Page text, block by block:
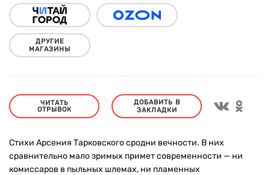
ДРУГИЕ
МАГАЗИНЫ
ЧИТАТЬ
ОТРЫВОК
ДОБАВИТЬ В
ЗАКЛАДКИ
Стихи Арсения Тарковского сродни вечности. В них
сравнительно мало зримых примет современности — ни
комиссаров в пыльных шлемах, ни пламенных